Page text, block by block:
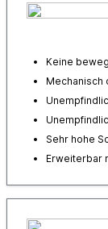
Keine
Mechanisch
Sehr hohe
Erweiterbar